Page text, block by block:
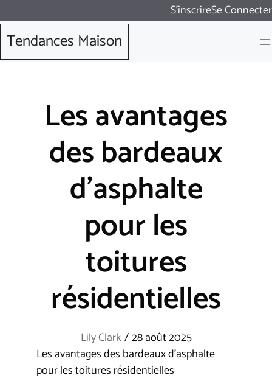
au
contenu
S'inscrireSe Connecter
Tendances Maison
Les avantages
des bardeaux
d’asphalte
pour les
toitures
résidentielles
Lily Clark/28 août 2025
Les avantages des bardeaux d’asphalte
pour les toitures résidentielles